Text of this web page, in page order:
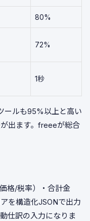
80%
72%
1秒
ールも95%以上と高い
出ます。freeeが総合
格/税率）・合計金
を構造化JSONで出力
仕訳の入力になりま